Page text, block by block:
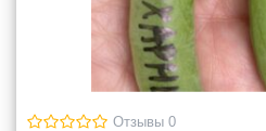
Отзывы 0